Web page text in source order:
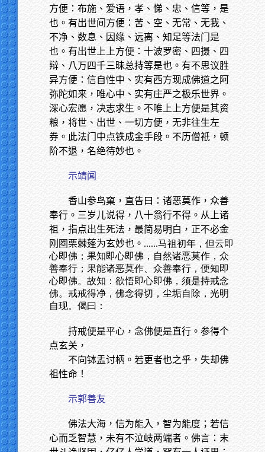
方便：布施、爱语，孝、悌、忠、信等，是
也。有出世间方便：苦、空、无常、无我、
不净、数息、因缘、远离、知足等法门是
也。有出世上上方便：十波罗密、四摄、四
辩、八万四千三昧总持等是也。有不思议胜
异方便：信自性中、实有西方现成佛道之阿
弥陀如来，唯心中、实有庄严之极乐世界。
深心宏愿，决志求生。不唯上上方便是其资
粮，将世、出世、一切方便，无非往生左
券。此法门中点铁成金手段。不历僧祇，顿
阶不退，名绝待妙也。
示靖闻
香山参鸟窠，直告曰：诸恶莫作，众善
奉行。三岁儿说得，八十翁行不得。从上诸
祖，指点出生死法，最简易明白，正不必金
刚圈栗棘蓬为玄妙也。 ......马祖初年，但云即
心即佛；果知即心即佛，自然诸恶莫作，众
善奉行；果能诸恶莫作、众善奉行，便知即
心即佛。故知：欲悟即心即佛，须是持戒念
佛。戒戒得净，佛念得切，尘垢自除，光明
自现。偈曰：
持戒便是平心，念佛便是直行。参得个
点玄关，
不向钵盂讨柄。若更者也之乎，失却佛
祖性命！
示郭善友
佛法大海，信为能入，智为能度；若信
心而乏智慧，未有不泣岐两端者。佛言：末